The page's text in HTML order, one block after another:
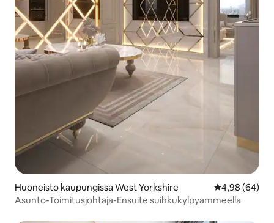
Huoneisto kaupungissa West Yorkshire
4,98 (64)
Asunto-Toimitusjohtaja-Ensuite suihkukylpyammeella